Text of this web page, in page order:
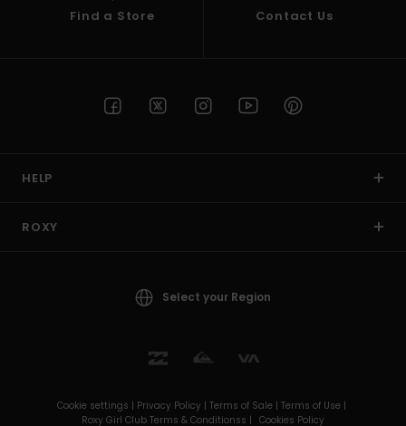
Find a Store Contact Us
HELP
ROXY
Select your Region
Cookie settings | Privacy Policy | Terms of Sale | Terms of Use |
Roxy Girl Club Terms & Conditionss | Cookies Policy